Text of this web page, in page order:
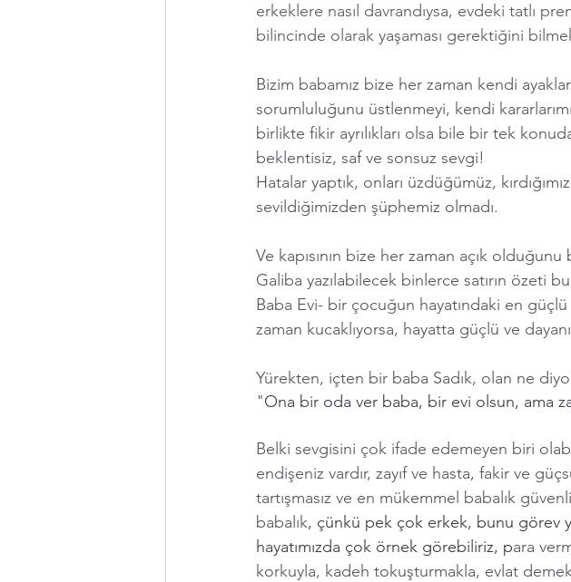
erkeklere nasıl davrandıysa, evdeki tatlı
bilincinde olarak yaşaması gerektiğini
Bizim babamız bize her zaman kendi
sorumluluğunu üstlenmeyi, kendi
birlikte fikir ayrılıkları olsa bile bir tek
beklentisiz, saf ve sonsuz sevgi!
Hatalar yaptık, onları üzdüğümüz,
sevildiğimizden şüphemiz olmadı.
Ve kapısının bize her zaman açık
Galiba yazılabilecek binlerce satırın özeti
Baba Evi- bir çocuğun hayatındaki en
zaman kucaklıyorsa, hayatta güçlü ve
Yürekten, içten bir baba Sadık, olan ne
"Ona bir oda ver baba, bir evi olsun, ama
Belki sevgisini çok ifade edemeyen biri
endişeniz vardır, zayıf ve hasta, fakir ve
tartışmasız ve en mükemmel babalık
babalık, çünkü pek çok erkek, bunu görev
hayatımızda çok örnek görebiliriz, para
korkuyla, kadeh tokuşturmakla, evlat